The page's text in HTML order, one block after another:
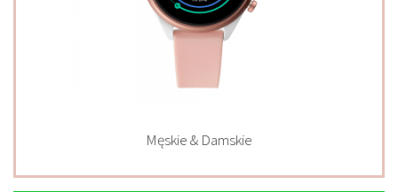
Męskie & Damskie